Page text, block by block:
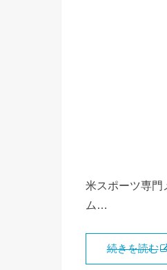
米スポーツ専門
ム…
続きを読む